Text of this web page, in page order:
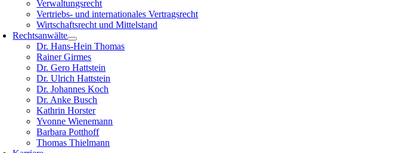
Verwaltungsrecht
Vertriebs- und internationales Vertragsrecht
Wirtschaftsrecht und Mittelstand
Rechtsanwälte
Dr. Hans-Hein Thomas
Rainer Girmes
Dr. Gero Hattstein
Dr. Ulrich Hattstein
Dr. Johannes Koch
Dr. Anke Busch
Kathrin Horster
Yvonne Wienemann
Barbara Potthoff
Thomas Thielmann